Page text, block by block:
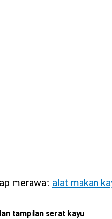
merawat alat makan
tampilan serat kayu